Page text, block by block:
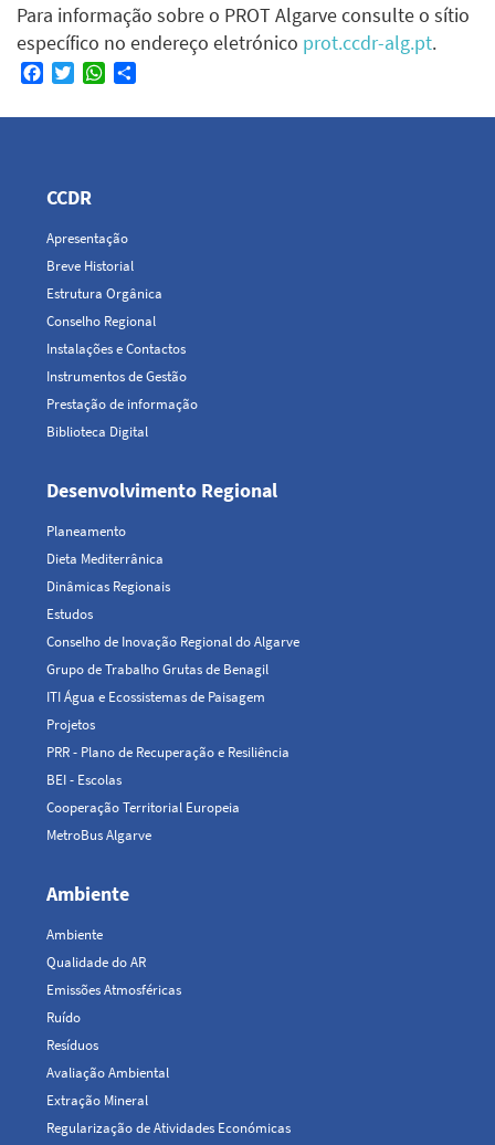
Para informação sobre o PROT Algarve consulte o sítio
específico no endereço eletrónico prot.ccdr-alg.pt.
Facebook
TwitterWhatsApp
principal
CCDR
Apresentação
Breve Historial
Estrutura Orgânica
Conselho Regional
Instalações e Contactos
Instrumentos de Gestão
Prestação de informação
Biblioteca Digital
Desenvolvimento Regional
Planeamento
Dieta Mediterrânica
Dinâmicas Regionais
Estudos
Conselho de Inovação Regional do Algarve
Grupo de Trabalho Grutas de Benagil
ITI Água e Ecossistemas de Paisagem
Projetos
PRR - Plano de Recuperação e Resiliência
BEI - Escolas
Cooperação Territorial Europeia
MetroBus Algarve
Ambiente
Ambiente
Qualidade do AR
Emissões Atmosféricas
Ruído
Resíduos
Avaliação Ambiental
Extração Mineral
Regularização de Atividades Económicas